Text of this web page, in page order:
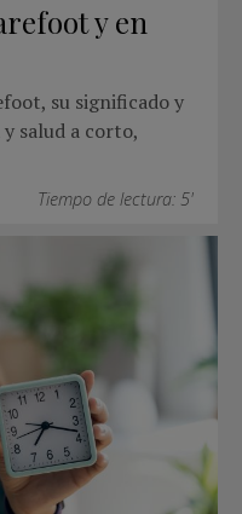
y en
su significado y
salud a corto,
Tiempo de lectura: 5'